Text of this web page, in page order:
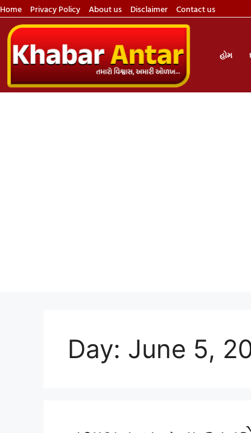
Home Privacy Policy About us Disclaimer Contact us
હોમ
Day: June 5,